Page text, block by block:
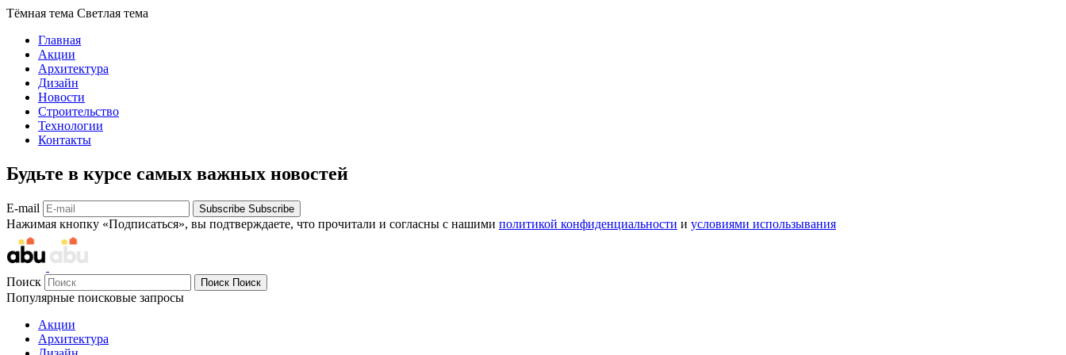
Тёмная тема Светлая тема
Главная
Акции
Архитектура
Дизайн
Новости
Строительство
Технологии
Контакты
Будьте в курсе самых важных новостей
E-mail Subscribe Subscribe
Нажимая кнопку «Подписаться», вы подтверждаете, что прочитали и согласны с нашими политикой конфиденциальности и условиями использывания
Поиск Поиск Поиск
Популярные поисковые запросы
Акции
Архитектура